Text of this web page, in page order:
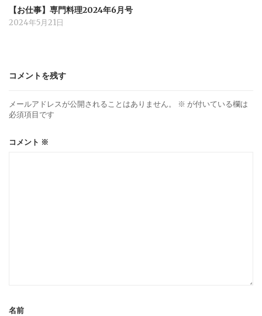
【お仕事】専門料理2024年6月号
2024年5月21日
コメントを残す
メールアドレスが公開されることはありません。 ※ が付いている欄は
必須項目です
コメント ※
名前